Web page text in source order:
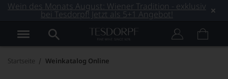
Wein des Monats August: Wiener Tradition - exklusiv
bei Tesdorpf! Jetzt als 5+1 Angebot!
Startseite Weinkatalog Online